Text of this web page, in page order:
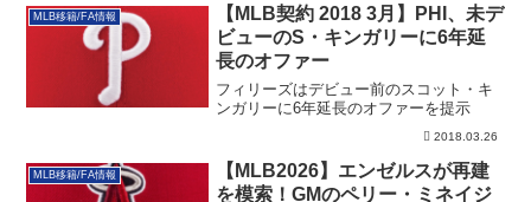
MLB移籍/FA情報
【MLB契約 2018 3月】PHI、未デ
ビューのS・キンガリーに6年延
長のオファー
フィリーズはデビュー前のスコット・キ
ンガリーに6年延長のオファーを提示
2018.03.26
MLB移籍/FA情報
【MLB2026】エンゼルスが再建
を模索！GMのペリー・ミネイジ